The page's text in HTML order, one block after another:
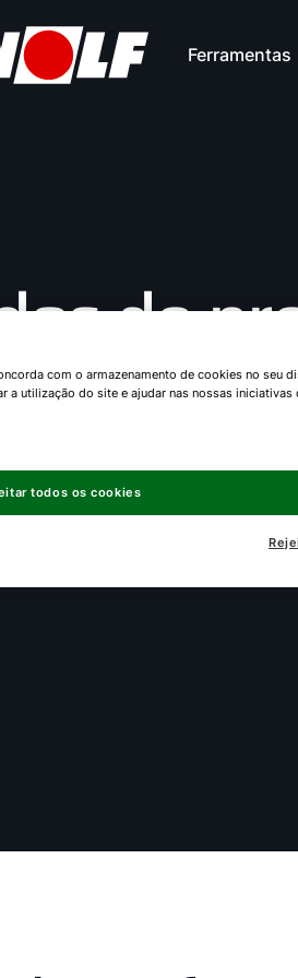
Ferramentas
de
2023
com o armazenamento de cookies no seu
a utilização do site e ajudar nas nossas iniciativas
todos os cookies